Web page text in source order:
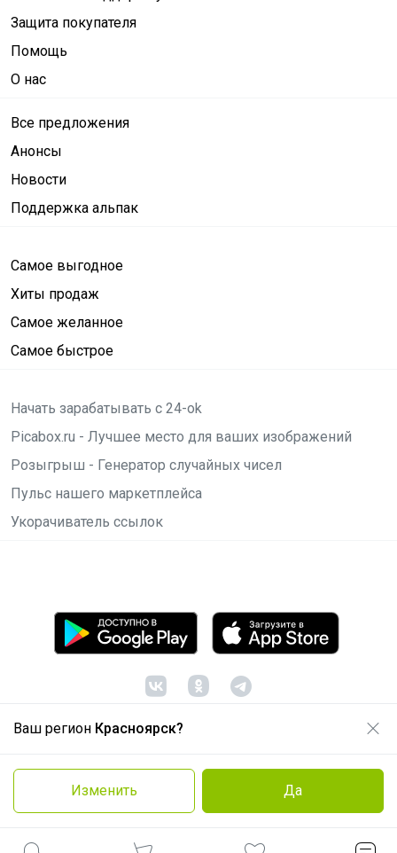
Ваш регион Красноярск?
Изменить Да
Защита покупателя
Помощь
О нас
Все предложения
Анонсы
Новости
Поддержка альпак
Самое выгодное
Хиты продаж
Самое желанное
Самое быстрое
Начать зарабатывать с 24-ok
Picabox.ru - Лучшее место для ваших изображений
Розыгрыш - Генератор случайных чисел
Пульс нашего маркетплейса
Укорачиватель ссылок
© ООО "Лявита", ОГРН 1122468054070, 2012 -2026
Политика конфиденциальности
Cоглашение пользователя